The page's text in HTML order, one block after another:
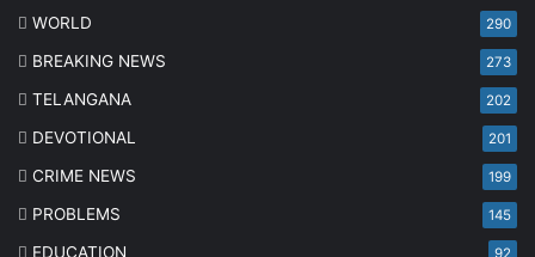
WORLD 290
BREAKING NEWS 273
TELANGANA 202
DEVOTIONAL 201
CRIME NEWS 199
PROBLEMS 145
EDUCATION 92